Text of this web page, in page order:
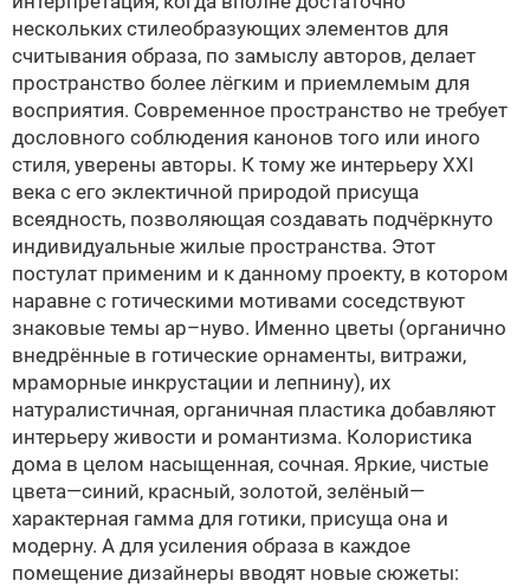
нескольких стилеобразующих элементов для
считывания образа, по замыслу авторов, делает
пространство более лёгким и приемлемым для
восприятия. Современное пространство не требует
дословного соблюдения канонов того или иного
стиля, уверены авторы. К тому же интерьеру XXI
века с его эклектичной природой присуща
всеядность, позволяющая создавать подчёркнуто
индивидуальные жилые пространства. Этот
постулат применим и к данному проекту, в котором
наравне с готическими мотивами соседствуют
знаковые темы ар–нуво. Именно цветы (органично
внедрённые в готические орнаменты, витражи,
мраморные инкрустации и лепнину), их
натуралистичная, органичная пластика добавляют
интерьеру живости и романтизма. Колористика
дома в целом насыщенная, сочная. Яркие, чистые
цвета—синий, красный, золотой, зелёный—
характерная гамма для готики, присуща она и
модерну. А для усиления образа в каждое
помещение дизайнеры вводят новые сюжеты: